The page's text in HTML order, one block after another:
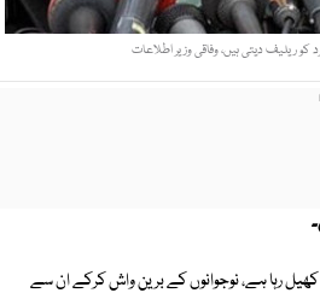
ریلیف دیتی ہیں، وفاقی وزیر اطلاعات
رہا ہے، نوجوانوں کے برین واش کرکے ان سے